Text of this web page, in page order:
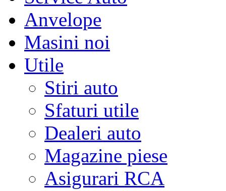
Anvelope
Masini noi
Utile
Stiri auto
Sfaturi utile
Dealeri auto
Magazine piese
Asigurari RCA